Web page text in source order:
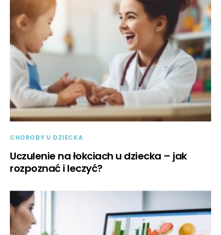
CHOROBY U DZIECKA
Uczulenie na łokciach u dziecka – jak
rozpoznać i leczyć?